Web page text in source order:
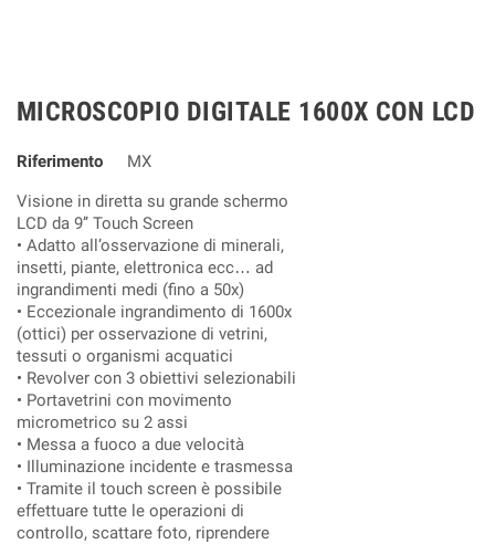
MICROSCOPIO DIGITALE 1600X CON LCD
Riferimento
MX
Visione in diretta su grande schermo
LCD da 9’’ Touch Screen
• Adatto all’osservazione di minerali,
insetti, piante, elettronica ecc… ad
ingrandimenti medi (fino a 50x)
• Eccezionale ingrandimento di 1600x
(ottici) per osservazione di vetrini,
tessuti o organismi acquatici
• Revolver con 3 obiettivi selezionabili
• Portavetrini con movimento
micrometrico su 2 assi
• Messa a fuoco a due velocità
• Illuminazione incidente e trasmessa
• Tramite il touch screen è possibile
effettuare tutte le operazioni di
controllo, scattare foto, riprendere